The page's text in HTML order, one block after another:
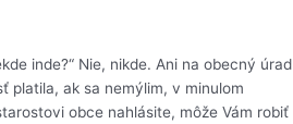
inde?“ Nie, nikde. Ani na obecný úrad
platila, ak sa nemýlim, v minulom
obce nahlásite, môže Vám robiť